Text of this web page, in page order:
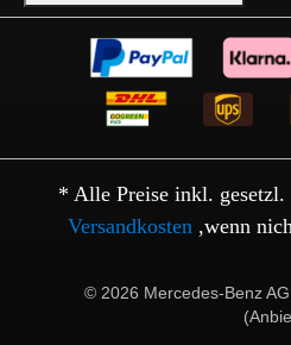
* Alle Preise inkl. gesetzl.
Versandkosten ,wenn
© 2026 Mercedes-Benz